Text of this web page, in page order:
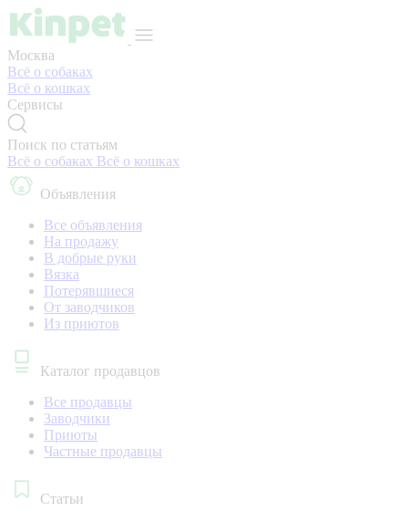
Москва
Всё о собаках
Всё о кошках
Сервисы
Поиск по статьям
Всё о собаках Всё о кошках
Объявления
Все объявления
На продажу
В добрые руки
Вязка
Потерявшиеся
От заводчиков
Из приютов
Каталог продавцов
Все продавцы
Заводчики
Приюты
Частные продавцы
Статьи